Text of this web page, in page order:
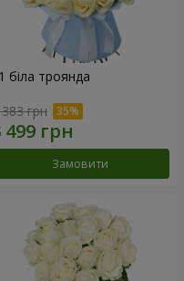
біла троянда
грн
Замовити